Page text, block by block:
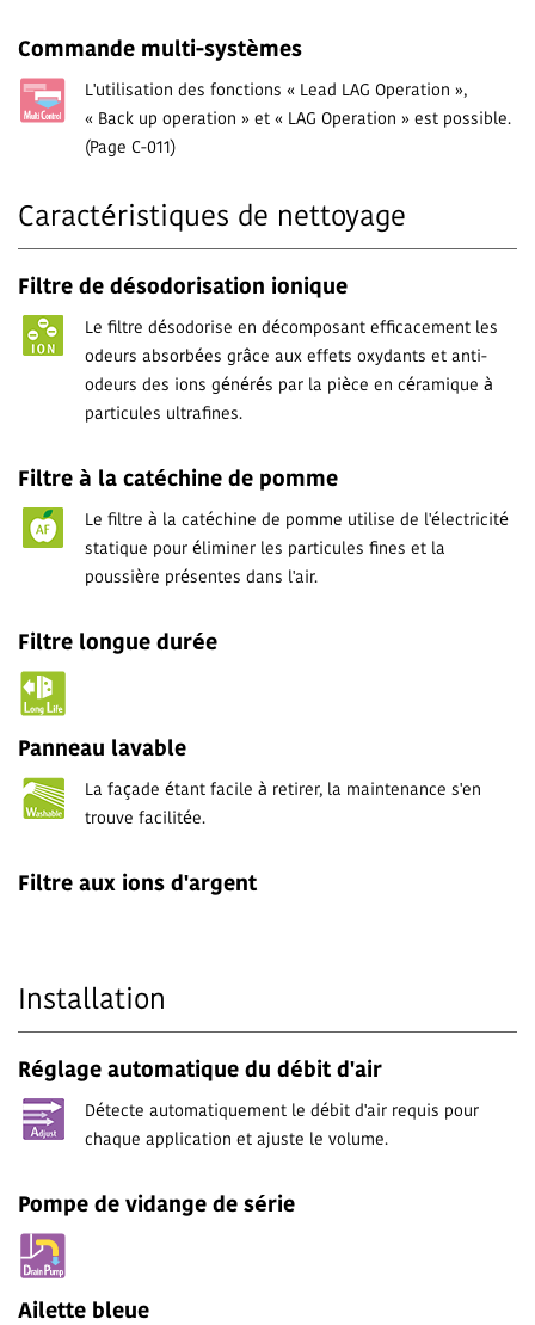
Commande multi-systèmes
L'utilisation des fonctions « Lead LAG Operation »,
« Back up operation » et « LAG Operation » est possible.
(Page C-011)
Caractéristiques de nettoyage
Filtre de désodorisation ionique
Le filtre désodorise en décomposant efficacement les
odeurs absorbées grâce aux effets oxydants et anti-
odeurs des ions générés par la pièce en céramique à
particules ultrafines.
Filtre à la catéchine de pomme
Le filtre à la catéchine de pomme utilise de l'électricité
statique pour éliminer les particules fines et la
poussière présentes dans l'air.
Filtre longue durée
Panneau lavable
La façade étant facile à retirer, la maintenance s'en
trouve facilitée.
Filtre aux ions d'argent
Installation
Réglage automatique du débit d'air
Détecte automatiquement le débit d'air requis pour
chaque application et ajuste le volume.
Pompe de vidange de série
Ailette bleue